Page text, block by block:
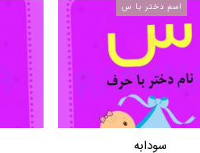
اسم دختر با س
سودابه